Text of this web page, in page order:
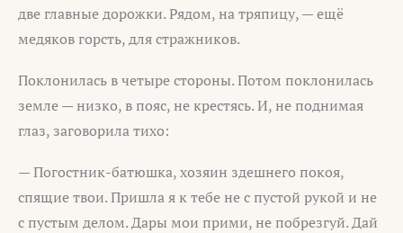
две главные дорожки. Рядом, на тряпицу, — ещё
медяков горсть, для стражников.
Поклонилась в четыре стороны. Потом поклонилась
земле — низко, в пояс, не крестясь. И, не поднимая
глаз, заговорила тихо:
— Погостник-батюшка, хозяин здешнего покоя,
спящие твои. Пришла я к тебе не с пустой рукой и не
с пустым делом. Дары мои прими, не побрезгуй. Дай